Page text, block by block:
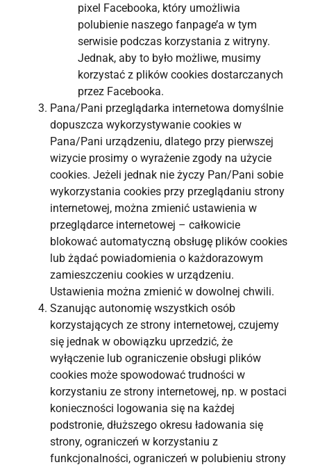
pixel Facebooka, który umożliwia
polubienie naszego fanpage’a w tym
serwisie podczas korzystania z witryny.
Jednak, aby to było możliwe, musimy
korzystać z plików cookies dostarczanych
przez Facebooka.
Pana/Pani przeglądarka internetowa domyślnie
dopuszcza wykorzystywanie cookies w
Pana/Pani urządzeniu, dlatego przy pierwszej
wizycie prosimy o wyrażenie zgody na użycie
cookies. Jeżeli jednak nie życzy Pan/Pani sobie
wykorzystania cookies przy przeglądaniu strony
internetowej, można zmienić ustawienia w
przeglądarce internetowej – całkowicie
blokować automatyczną obsługę plików cookies
lub żądać powiadomienia o każdorazowym
zamieszczeniu cookies w urządzeniu.
Ustawienia można zmienić w dowolnej chwili.
Szanując autonomię wszystkich osób
korzystających ze strony internetowej, czujemy
się jednak w obowiązku uprzedzić, że
wyłączenie lub ograniczenie obsługi plików
cookies może spowodować trudności w
korzystaniu ze strony internetowej, np. w postaci
konieczności logowania się na każdej
podstronie, dłuższego okresu ładowania się
strony, ograniczeń w korzystaniu z
funkcjonalności, ograniczeń w polubieniu strony